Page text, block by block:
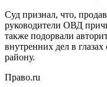
Суд признал, что,
руководители ОВД
также подорвали
внутренних дел в
району.
Право.ru